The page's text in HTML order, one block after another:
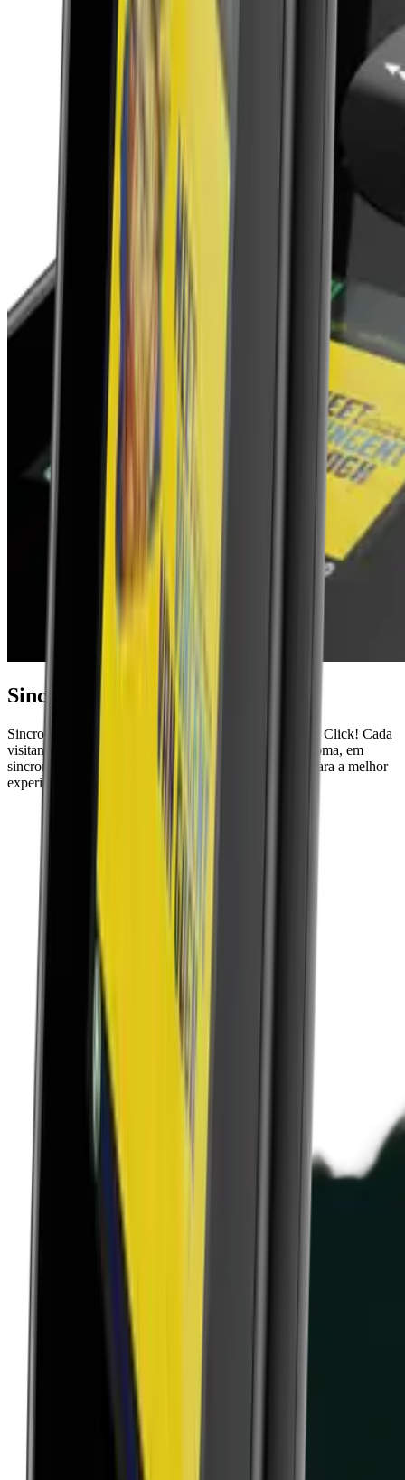
Sincronização de vídeo
Sincronize com vídeos externos por IR, RF ou Point & Click! Cada
visitante pode ouvir conteúdo áudio no seu próprio idioma, em
sincronia com controladores de espetáculo ou vídeos para a melhor
experiência interativa.